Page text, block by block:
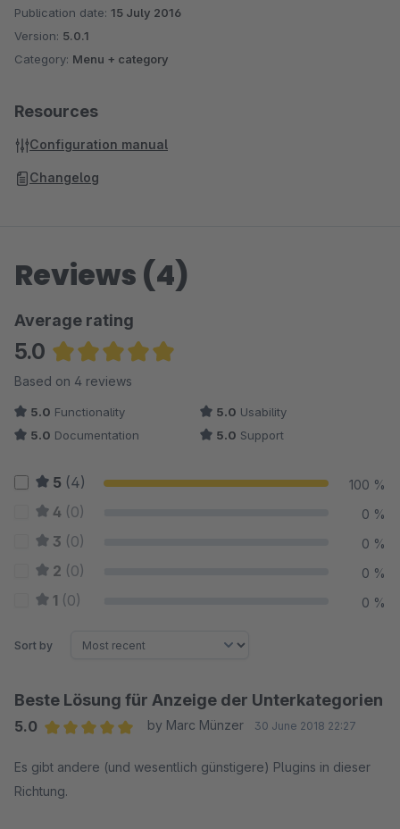
Publication date: 15 July 2016
Version: 5.0.1
Category: Menu + category
Resources
Configuration manual
Changelog
Reviews (4)
Average rating
5.0
Average rating of 5 out of 5 stars
Based on 4 reviews
5.0 Functionality 5.0 Usability
5.0 Documentation 5.0 Support
5 (4) 100 %
4 (0) 0 %
3 (0) 0 %
2 (0) 0 %
1 (0) 0 %
Sort by
Beste Lösung für Anzeige der Unterkategorien
5.0
by Marc Münzer 30 June 2018 22:27
Es gibt andere (und wesentlich günstigere) Plugins in dieser
Richtung.